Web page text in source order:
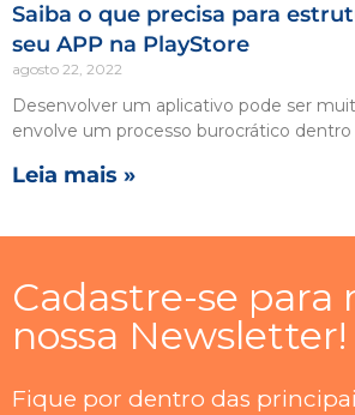
Saiba o que precisa para
seu APP na PlayStore
agosto 22, 2022
Desenvolver um aplicativo pode ser
envolve um processo burocrático dentro
Leia mais »
Cadastre-se para
nossa Newsletter!
Fique por dentro das